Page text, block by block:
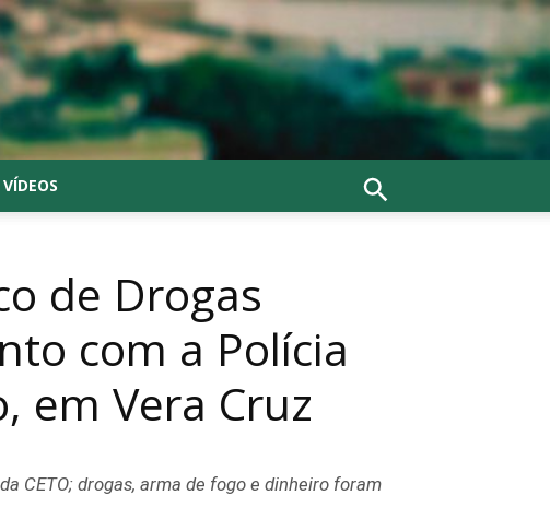
VÍDEOS
de Drogas
com a Polícia
em Vera Cruz
CETO; drogas, arma de fogo e dinheiro foram